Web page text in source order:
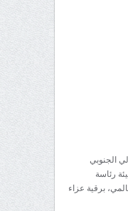
الجنوبي
رئاسة
برقية عزاء